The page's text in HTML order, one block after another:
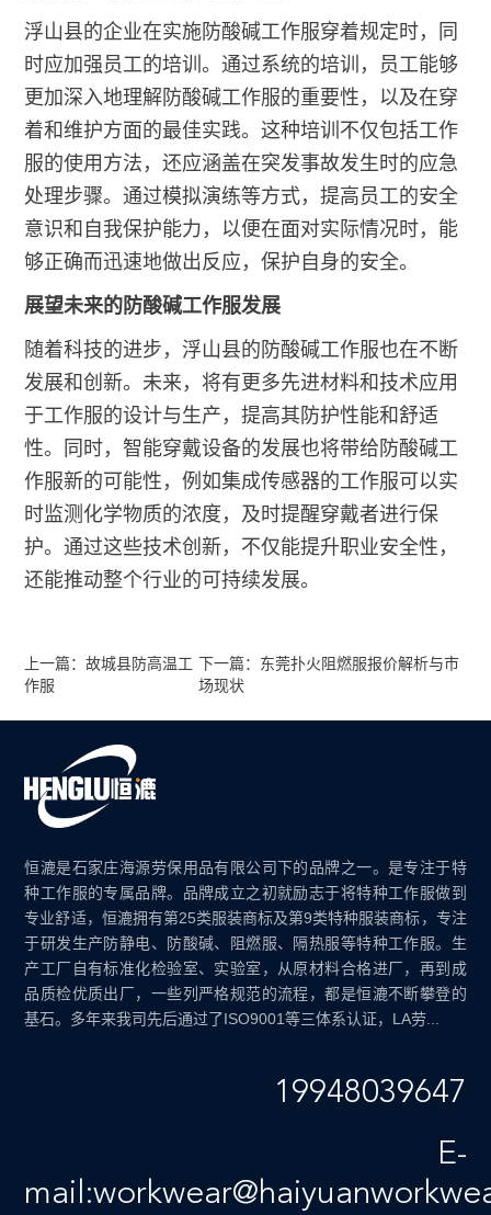
浮山县的企业在实施防酸碱工作服穿着规定时，同
时应加强员工的培训。通过系统的培训，员工能够
更加深入地理解防酸碱工作服的重要性，以及在穿
着和维护方面的最佳实践。这种培训不仅包括工作
服的使用方法，还应涵盖在突发事故发生时的应急
处理步骤。通过模拟演练等方式，提高员工的安全
意识和自我保护能力，以便在面对实际情况时，能
够正确而迅速地做出反应，保护自身的安全。
展望未来的防酸碱工作服发展
随着科技的进步，浮山县的防酸碱工作服也在不断
发展和创新。未来，将有更多先进材料和技术应用
于工作服的设计与生产，提高其防护性能和舒适
性。同时，智能穿戴设备的发展也将带给防酸碱工
作服新的可能性，例如集成传感器的工作服可以实
时监测化学物质的浓度，及时提醒穿戴者进行保
护。通过这些技术创新，不仅能提升职业安全性，
还能推动整个行业的可持续发展。
上一篇：故城县防高温工
作服
下一篇：东莞扑火阻燃服报价解析与市
场现状
恒漉是石家庄海源劳保用品有限公司下的品牌之一。是专注于特
种工作服的专属品牌。品牌成立之初就励志于将特种工作服做到
专业舒适，恒漉拥有第25类服装商标及第9类特种服装商标，专注
于研发生产防静电、防酸碱、阻燃服、隔热服等特种工作服。生
产工厂自有标准化检验室、实验室，从原材料合格进厂，再到成
品质检优质出厂，一些列严格规范的流程，都是恒漉不断攀登的
基石。多年来我司先后通过了ISO9001等三体系认证，LA劳...
19948039647
E-